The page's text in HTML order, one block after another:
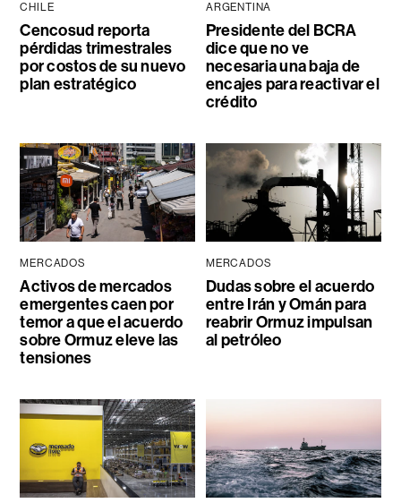
CHILE
Cencosud reporta
pérdidas trimestrales
por costos de su nuevo
plan estratégico
ARGENTINA
Presidente del BCRA
dice que no ve
necesaria una baja de
encajes para reactivar el
crédito
MERCADOS
Activos de mercados
emergentes caen por
temor a que el acuerdo
sobre Ormuz eleve las
tensiones
MERCADOS
Dudas sobre el acuerdo
entre Irán y Omán para
reabrir Ormuz impulsan
al petróleo